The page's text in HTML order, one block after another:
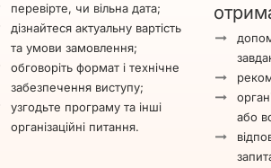
перевірте, чи вільна дата;
дізнайтеся актуальну вартість
та умови замовлення;
обговоріть формат і технічне
забезпечення виступу;
узгодьте програму та інші
організаційні питання.
або